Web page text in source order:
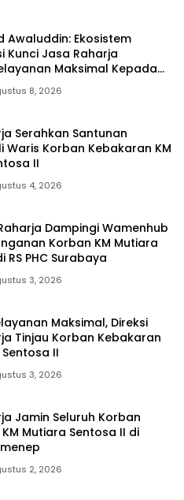
Awaluddin: Ekosistem
Kunci Jasa Raharja
Maksimal Kepada
8, 2026
Serahkan Santunan
Waris Korban Kebakaran KM
II
4, 2026
Dampingi Wamenhub
Korban KM Mutiara
RS PHC Surabaya
3, 2026
Maksimal, Direksi
Tinjau Korban Kebakaran
II
3, 2026
Jamin Seluruh Korban
Mutiara Sentosa II di
2, 2026